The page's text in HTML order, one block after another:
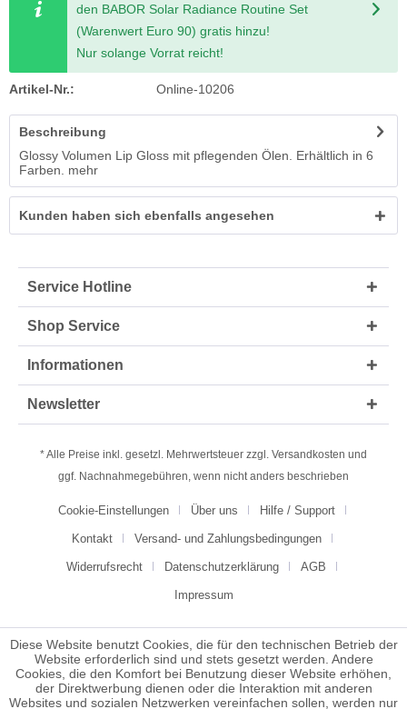
den BABOR Solar Radiance Routine Set
(Warenwert Euro 90) gratis hinzu!
Nur solange Vorrat reicht!
Artikel-Nr.: Online-10206
Beschreibung
Glossy Volumen Lip Gloss mit pflegenden Ölen. Erhältlich in 6
Farben. mehr
Kunden haben sich ebenfalls angesehen
Service Hotline
Shop Service
Informationen
Newsletter
* Alle Preise inkl. gesetzl. Mehrwertsteuer zzgl. Versandkosten und
ggf. Nachnahmegebühren, wenn nicht anders beschrieben
Cookie-Einstellungen Über uns Hilfe / Support
Kontakt Versand- und Zahlungsbedingungen
Widerrufsrecht Datenschutzerklärung AGB
Impressum
Diese Website benutzt Cookies, die für den technischen Betrieb der
Website erforderlich sind und stets gesetzt werden. Andere
Cookies, die den Komfort bei Benutzung dieser Website erhöhen,
der Direktwerbung dienen oder die Interaktion mit anderen
Websites und sozialen Netzwerken vereinfachen sollen, werden nur